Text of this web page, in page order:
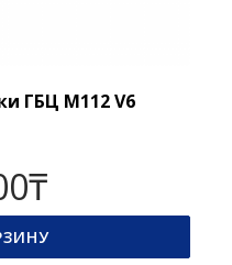
ГБЦ M112 V6
₸